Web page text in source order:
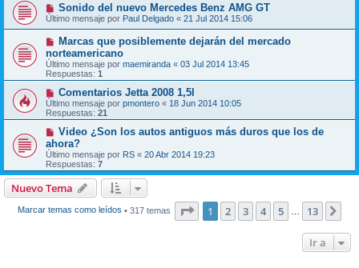
Sonido del nuevo Mercedes Benz AMG GT
Último mensaje por Paul Delgado « 21 Jul 2014 15:06
Marcas que posiblemente dejarán del mercado
norteamericano
Último mensaje por maemiranda « 03 Jul 2014 13:45
Respuestas: 1
Comentarios Jetta 2008 1,5l
Último mensaje por pmontero « 18 Jun 2014 10:05
Respuestas: 21
Video ¿Son los autos antiguos más duros que los de
ahora?
Último mensaje por RS « 20 Abr 2014 19:23
Respuestas: 7
Nuevo Tema
Marcar temas como leídos • 317 temas Página de 13
1 2 3 4 5 13
Ir a